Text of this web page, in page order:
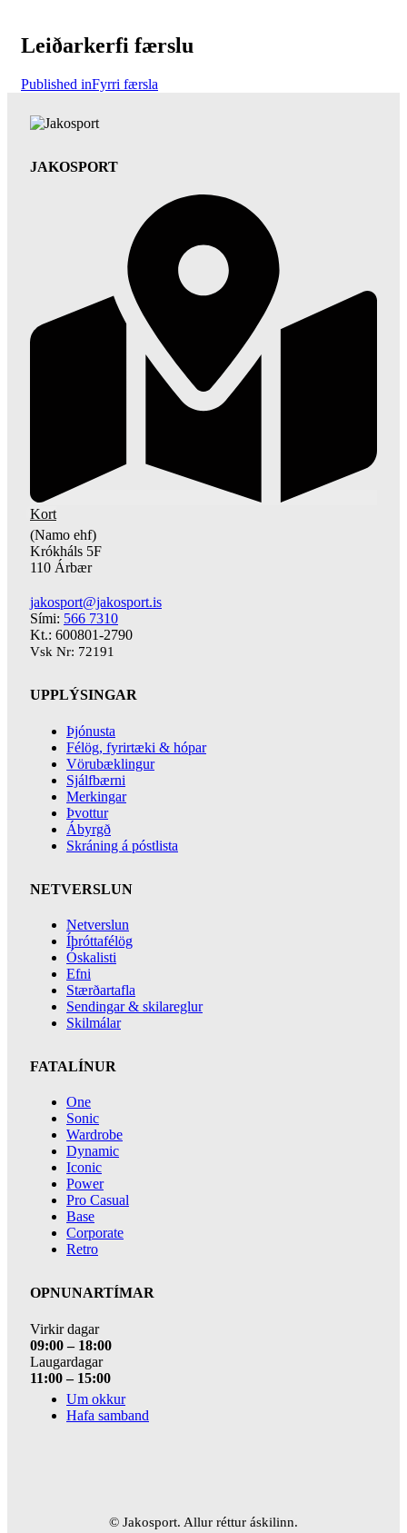
Leiðarkerfi færslu
Published inFyrri færsla
JAKOSPORT
Kort
(Namo ehf)
Krókháls 5F
110 Árbær
jakosport@jakosport.is
Sími: 566 7310
Kt.: 600801-2790
Vsk Nr: 72191
UPPLÝSINGAR
Þjónusta
Félög, fyrirtæki & hópar
Vörubæklingur
Sjálfbærni
Merkingar
Þvottur
Ábyrgð
Skráning á póstlista
NETVERSLUN
Netverslun
Íþróttafélög
Óskalisti
Efni
Stærðartafla
Sendingar & skilareglur
Skilmálar
FATALÍNUR
One
Sonic
Wardrobe
Dynamic
Iconic
Power
Pro Casual
Base
Corporate
Retro
OPNUNARTÍMAR
Virkir dagar
09:00 – 18:00
Laugardagar
11:00 – 15:00
Um okkur
Hafa samband
© Jakosport. Allur réttur áskilinn.